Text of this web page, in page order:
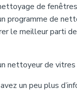
de
programme de
le meilleur parti
nettoyeur de vitres
un peu plus